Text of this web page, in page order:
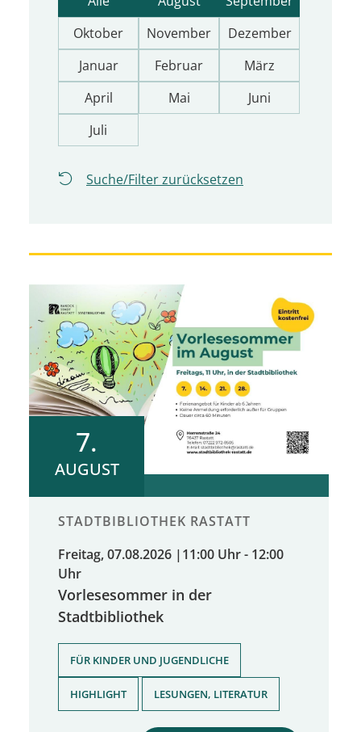
Oktober
November
Dezember
Januar
Februar
März
April
Mai
Juni
Juli
Suche/Filter zurücksetzen
7.
AUGUST
STADTBIBLIOTHEK RASTATT
Freitag, 07.08.2026 | 11:00 Uhr - 12:00
Uhr
Vorlesesommer in der
Stadtbibliothek
FÜR KINDER UND JUGENDLICHE
HIGHLIGHT LESUNGEN, LITERATUR